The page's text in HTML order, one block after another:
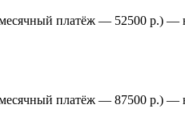
платёж — 52500 р.)
платёж — 87500 р.)